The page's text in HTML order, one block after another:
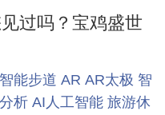
过吗？宝鸡盛世
智能步道 AR AR太极 智
析 AI人工智能 旅游休